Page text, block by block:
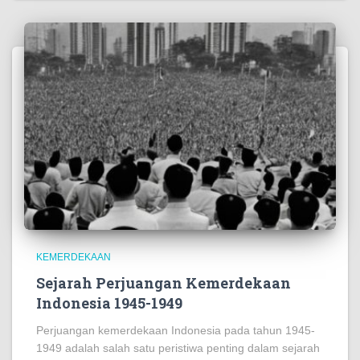
https://reference.halotekno.id/
https://foundation.ekomikocandles.com/
https://costumers.kriarvikoncepts.com/
https://kesatuan.pafikecciagel.org/
https://kesatuan.pafikecciagel.org/
https://crown.wolschwatches.com/
https://units.foodinhardtimes.org/
https://stock.pictureswithoutink.org/
https://surface.pafitr.org/
https://home.sizevil.com/
https://administraciones.somosamigosdelatierra.org/
KEMERDEKAAN
Sejarah Perjuangan Kemerdekaan
Indonesia 1945-1949
Perjuangan kemerdekaan Indonesia pada tahun 1945-
1949 adalah salah satu peristiwa penting dalam sejarah